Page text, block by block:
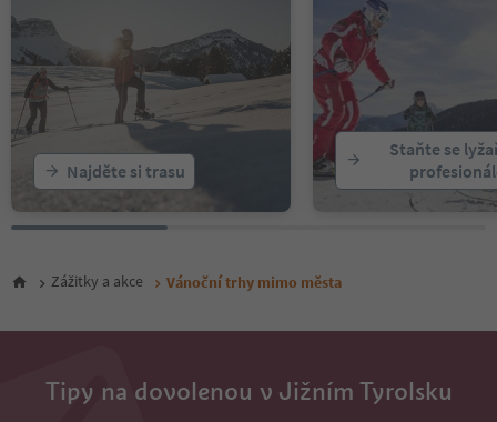
Najděte si trasu
Staňte se
Zážitky a akce Vánoční trhy mimo města
Tipy na dovolenou v Jižním Tyrolsku